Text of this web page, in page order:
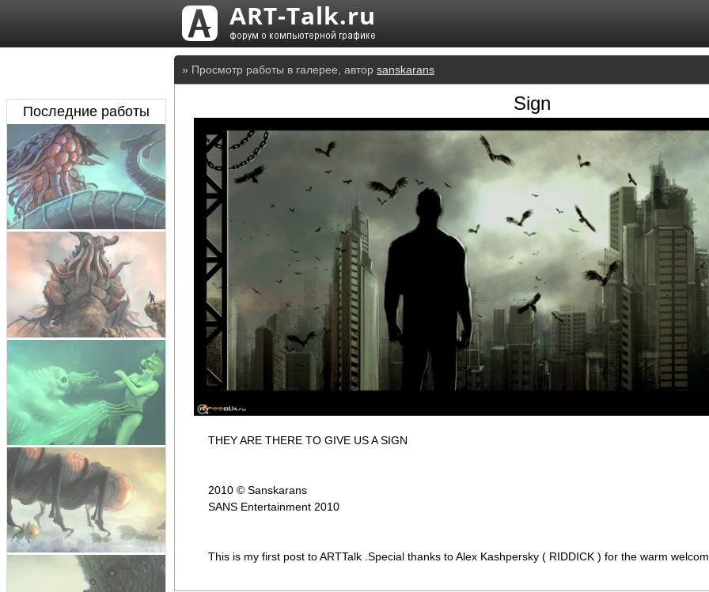
» Просмотр работы в галерее, автор sanskarans
Sign
THEY ARE THERE TO GIVE US A SIGN
2010 © Sanskarans
SANS Entertainment 2010
This is my first post to ARTTalk .Special thanks to Alex Kashpersky ( RIDDICK ) for the warm
Последние работы